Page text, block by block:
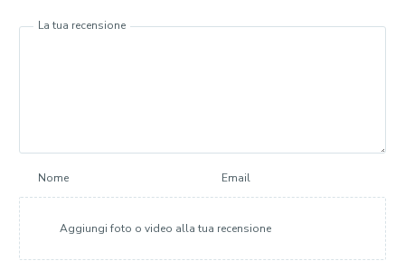
La tua recensione
Nome Email
Aggiungi foto o video alla tua recensione